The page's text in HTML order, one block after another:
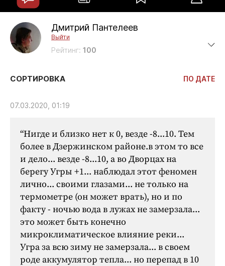
Обнинск
Новости компаний
Статьи
Криминал
Недвижимость и ЖКХ
Образование
Общество
Погода
Праздники
Происшествия
Спорт
Экономика и бизнес
ПРОЕКТЫ
Дмитрий Пантелеев
Выйти
Рейтинг: 100
СОРТИРОВКА ПО ДАТЕ
07.03.2020, 01:19
“Нигде и близко нет к 0, везде -8...10. Тем
более в Дзержинском районе.в этом то все
и дело... везде -8...10, а во Дворцах на
берегу Угры +1... наблюдал этот феномен
лично... своими глазами... не только на
термометре (он может врать), но и по
факту - ночью вода в лужах не замерзала...
это может быть конечно
микроклиматическое влияние реки...
Угра за всю зиму не замерзала... в своем
роде аккумулятор тепла... но перепад в 10